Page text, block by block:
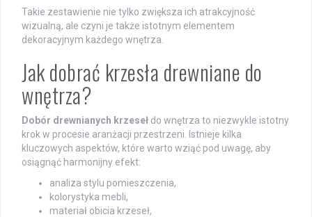
Takie zestawienie nie tylko zwiększa ich atrakcyjność
wizualną, ale czyni je także istotnym elementem
dekoracyjnym każdego wnętrza.
Jak dobrać krzesła drewniane do
wnętrza?
Dobór drewnianych krzeseł do wnętrza to niezwykle istotny
krok w procesie aranżacji przestrzeni. Istnieje kilka
kluczowych aspektów, które warto wziąć pod uwagę, aby
osiągnąć harmonijny efekt:
analiza stylu pomieszczenia,
kolorystyka mebli,
materiał obicia krzeseł,